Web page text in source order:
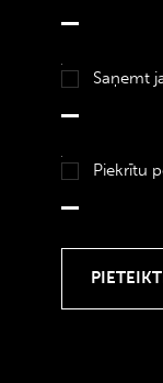
Saņemt
Piekrītu